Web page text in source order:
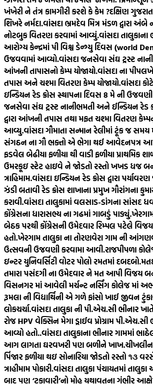
ખંખેરી ને તંત્ર કામગીરી કરશે કે કેમ ?દક્ષિણ
શિખરે નર્મદા.વાંસદા ભ્રમદેવ મિત્ર મંડળ દ્વારા
નોટબુક વિતરણ કરવામાં આવ્યું.વાંસદા તાલુકાના
આરોગ્ય કેન્દ્રમાં પી વિશ્વ ડેન્ગ્યુ દિવસ (world
ઉજવવામાં આવ્યો.વાંસદા જનસેવા સંઘ ટ્રસ્ટ
આંખની તાપાસનો કેમ્પ યોજાયો.વાંસદા ના
તપાસ અને ચશ્મા વિતરણ કેમ્પ યોજાયો.વાંસદા
ઇન્ડિયન રેડ ક્રોસ સ્થાપના દિવસ 8 મે ની
જનસેવા સંઘ ટ્રસ્ટ નાનીભમતી અને ઈન્ડિયન રેડ
દ્વારા આંખની તપાસ તથા મફત ચશ્મા વિતરણ
આવ્યુ.વાંસદા ગૌમાતા સન્માન રેલીમાં ટૂંક જ સમય
સંગઠન ના ગૌ ભક્તો એ ભેગા થઈ આવેદનપત્ર
ફડવેલ બેઢીયા ફળીયા થી વાડી ફળીયા પ્રાથમિક
ઉમરકૂઇ સ્ટેટ હાઇવે ને જોડતો રસ્તો ખખડ ધજ
ત્રાહિમામ.વાંસદા ઇન્ડિયન રેડ ક્રોસ દ્વારા
ઝંડી બતાવી રેડ ક્રોસ શાખાના પ્રમુખ ગૌરાંગના
કરાવી.વાંસદા તાલુકામાં વલસાડ-ડાંગના સાંસદ
કોંગ્રેસના ધારાસભ્ય ના ગઢમાં ગાબડું પાડ્યું.
બેઠક પરથી કોંગ્રેસની ઉમેદવાર રિમ્પલ પટેલે વિજય
હતો.ખેરગામ તાલુકા ના તોરણવેરા ગામ ની
ઉત્સવની ઉજવણી કરવામા આવી.રાજપીપળા
ઇન્ટર યુનિવર્સિટી વોટર પોલો રમતમાં દબદબો.
તમારા પસંદગી ના ઉમેદવાર ને મત આપી વિજય
વિસનગર માં આવેલી મર્ચન્ટ નર્સિંગ કોલેજ માં
રૂમલા ની વિદ્યાર્થિની એ ગળે ફાંસો ખાઈ જીવન
લોકચર્ચા.વાંસદા તાલુકા ની પી.એચ.સી ભીનાર
રોજ HPV વેક્સિન મેગા ડ્રાઈવ પ્રોગ્રામ પી.એચ.સી
આવ્યો હતો..વાંસદા તાલુકાના ભીનાર ગામમાં
આગ લાગતા ઘરવખરી પણ બળીને ખાખ.
પિંજાર ફળીયા થઇ સોનારિયા જોડતો રસ્તો ૧૩
ત્રાહીમામ પોકારી.વાંસદા તાલુકા પંચાયતમાં તાલુકા
બાદ પણ ‘ટકાવારી’નો મોહ યથાવતના ગંભીર